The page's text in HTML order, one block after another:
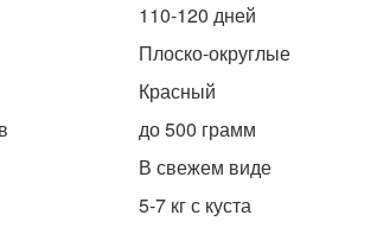
110-120 дней
Плоско-округлые
Красный
до 500 грамм
В свежем виде
5-7 кг с куста